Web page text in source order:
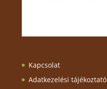
Kapcsolat
Adatkezelési tájékoztató